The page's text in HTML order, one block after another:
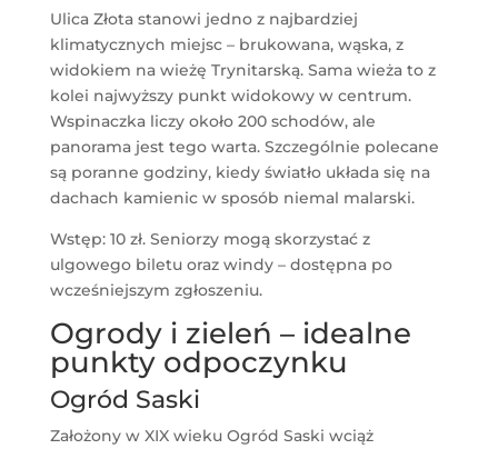
Ulica Złota stanowi jedno z najbardziej
klimatycznych miejsc – brukowana, wąska, z
widokiem na wieżę Trynitarską. Sama wieża to z
kolei najwyższy punkt widokowy w centrum.
Wspinaczka liczy około 200 schodów, ale
panorama jest tego warta. Szczególnie polecane
są poranne godziny, kiedy światło układa się na
dachach kamienic w sposób niemal malarski.
Wstęp: 10 zł. Seniorzy mogą skorzystać z
ulgowego biletu oraz windy – dostępna po
wcześniejszym zgłoszeniu.
Ogrody i zieleń – idealne
punkty odpoczynku
Ogród Saski
Założony w XIX wieku Ogród Saski wciąż